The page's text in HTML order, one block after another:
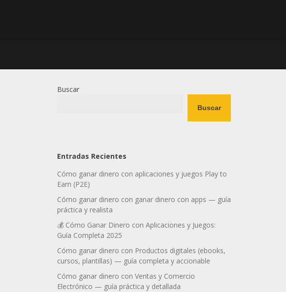
Buscar
Buscar
Entradas Recientes
Cómo ganar dinero con aplicaciones y juegos Play to
Earn (P2E)
Cómo ganar dinero con ganar dinero con apps — guía
práctica y realista
💰 Cómo Ganar Dinero con Aplicaciones y Juegos:
Guía Completa 2025
Cómo ganar dinero con Productos digitales (ebooks,
cursos, plantillas) — guía completa y accionable
Cómo ganar dinero con Ventas y Comercio
Electrónico — guía práctica y detallada